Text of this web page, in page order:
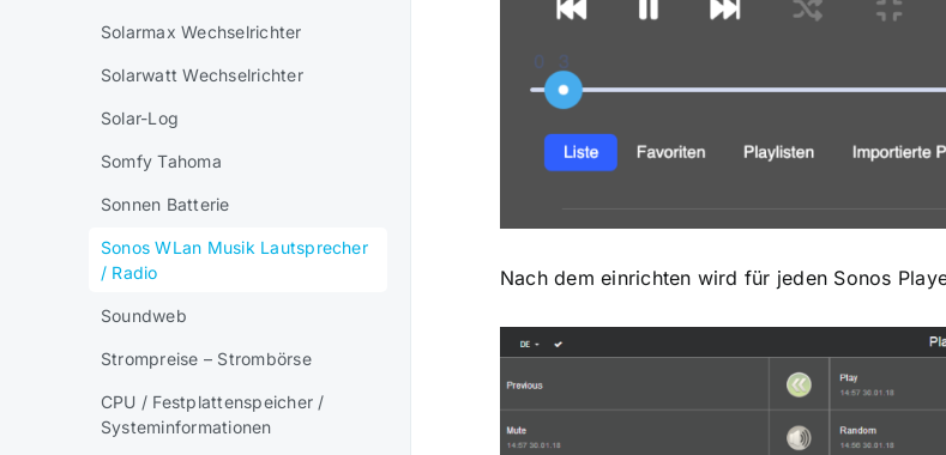
Solarmax Wechselrichter
Solarwatt Wechselrichter
Solar-Log
Somfy Tahoma
Sonnen Batterie
Sonos WLan Musik Lautsprecher
/ Radio
Soundweb
Strompreise – Strombörse
CPU / Festplattenspeicher /
Systeminformationen
Nach dem einrichten wird für jeden Sonos